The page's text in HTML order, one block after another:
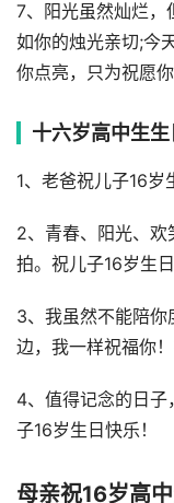
7、阳光虽然灿烂，
如你的烛光亲切;今
你点亮，只为祝愿
十六岁高中生
1、老爸祝儿子16岁
2、青春、阳光、
拍。祝儿子16岁生日
3、我虽然不能陪你
边，我一样祝福你
4、值得记念的日
子16岁生日快乐！
母亲祝16岁高